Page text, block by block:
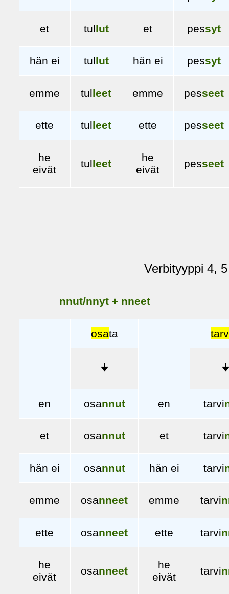
et tullut et pessyt
hän ei tullut hän ei pessyt
emme tulleet emme pesseet
ette tulleet ette pesseet
he
eivät
tulleet
he
eivät
pesseet
Verbityyppi 4,
nnut/nnyt + nneet
osata
🠋
en osannut en tarvi
et osannut et tarvi
hän ei osannut hän ei tarvi
emme osanneet emme tarvi
ette osanneet ette tarvi
he
eivät
osanneet
he
eivät
tarvi